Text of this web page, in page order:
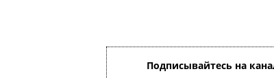
Подписывайтесь на